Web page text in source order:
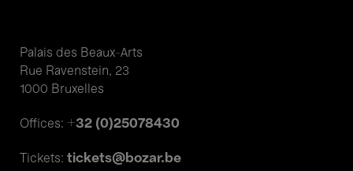
Palais des Beaux-Arts
Rue Ravenstein, 23
1000 Bruxelles
Offices: +32 (0)25078430
Tickets: tickets@bozar.be